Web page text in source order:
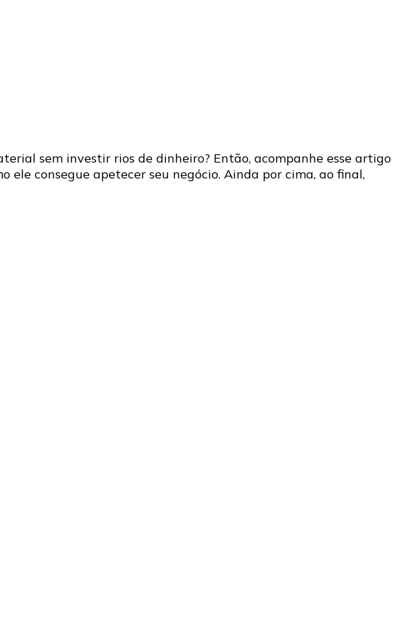
sem investir rios de dinheiro? Então, acompanhe esse artigo
consegue apetecer seu negócio. Ainda por cima, ao final,